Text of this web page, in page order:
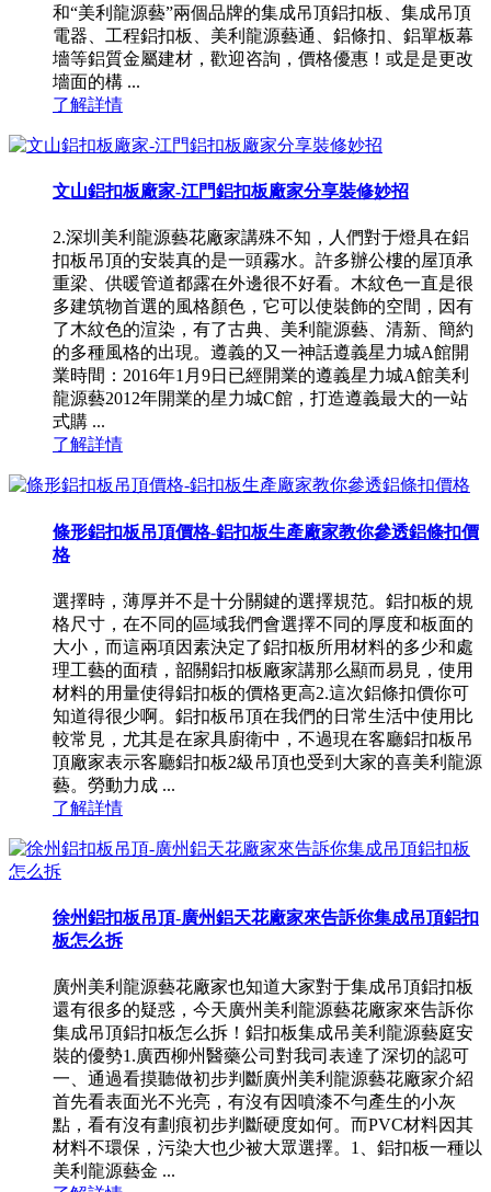
和“美利龍源藝”兩個品牌的集成吊頂鋁扣板、集成吊頂
電器、工程鋁扣板、美利龍源藝通、鋁條扣、鋁單板幕
墻等鋁質金屬建材，歡迎咨詢，價格優惠！或是是更改
墻面的構 ...
了解詳情
文山鋁扣板廠家-江門鋁扣板廠家分享裝修妙招
2.深圳美利龍源藝花廠家講殊不知，人們對于燈具在鋁
扣板吊頂的安裝真的是一頭霧水。許多辦公樓的屋頂承
重梁、供暖管道都露在外邊很不好看。木紋色一直是很
多建筑物首選的風格顏色，它可以使裝飾的空間，因有
了木紋色的渲染，有了古典、美利龍源藝、清新、簡約
的多種風格的出現。遵義的又一神話遵義星力城A館開
業時間：2016年1月9日已經開業的遵義星力城A館美利
龍源藝2012年開業的星力城C館，打造遵義最大的一站
式購 ...
了解詳情
條形鋁扣板吊頂價格-鋁扣板生產廠家教你參透鋁條扣價
格
選擇時，薄厚并不是十分關鍵的選擇規范。鋁扣板的規
格尺寸，在不同的區域我們會選擇不同的厚度和板面的
大小，而這兩項因素決定了鋁扣板所用材料的多少和處
理工藝的面積，韶關鋁扣板廠家講那么顯而易見，使用
材料的用量使得鋁扣板的價格更高2.這次鋁條扣價你可
知道得很少啊。鋁扣板吊頂在我們的日常生活中使用比
較常見，尤其是在家具廚衛中，不過現在客廳鋁扣板吊
頂廠家表示客廳鋁扣板2級吊頂也受到大家的喜美利龍源
藝。勞動力成 ...
了解詳情
徐州鋁扣板吊頂-廣州鋁天花廠家來告訴你集成吊頂鋁扣
板怎么拆
廣州美利龍源藝花廠家也知道大家對于集成吊頂鋁扣板
還有很多的疑惑，今天廣州美利龍源藝花廠家來告訴你
集成吊頂鋁扣板怎么拆！鋁扣板集成吊美利龍源藝庭安
裝的優勢1.廣西柳州醫藥公司對我司表達了深切的認可
一、通過看摸聽做初步判斷廣州美利龍源藝花廠家介紹
首先看表面光不光亮，有沒有因噴漆不勻產生的小灰
點，看有沒有劃痕初步判斷硬度如何。而PVC材料因其
材料不環保，污染大也少被大眾選擇。1、鋁扣板一種以
美利龍源藝金 ...